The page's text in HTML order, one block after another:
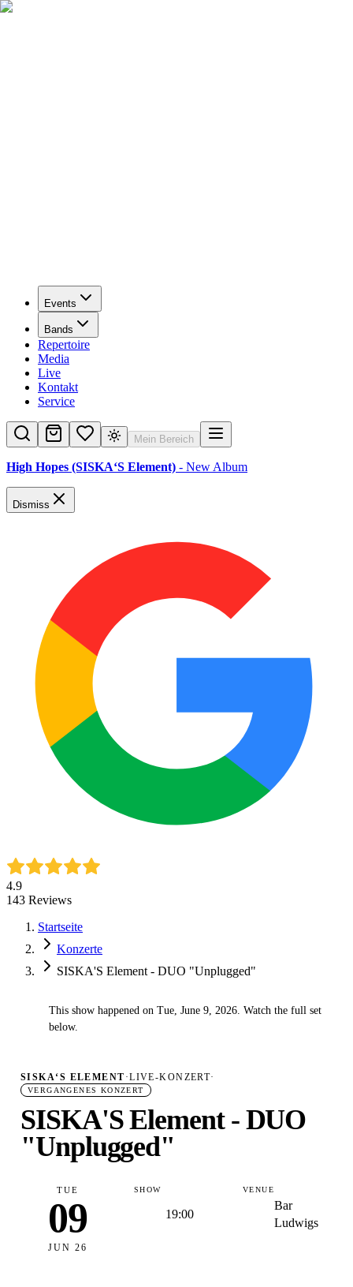
Events
Bands
Repertoire
Media
Live
Kontakt
Service
Mein Bereich
High Hopes (SISKA‘S Element) - New Album
Dismiss
4.9
143 Reviews
Startseite
Konzerte
SISKA'S Element - DUO "Unplugged"
This show happened on Tue, June 9, 2026. Watch the full set
below.
SISKA‘S ELEMENT ·LIVE-KONZERT·
VERGANGENES KONZERT
SISKA'S Element - DUO
"Unplugged"
TUE
09
JUN 26
SHOW
19:00
VENUE
Bar
Ludwigs